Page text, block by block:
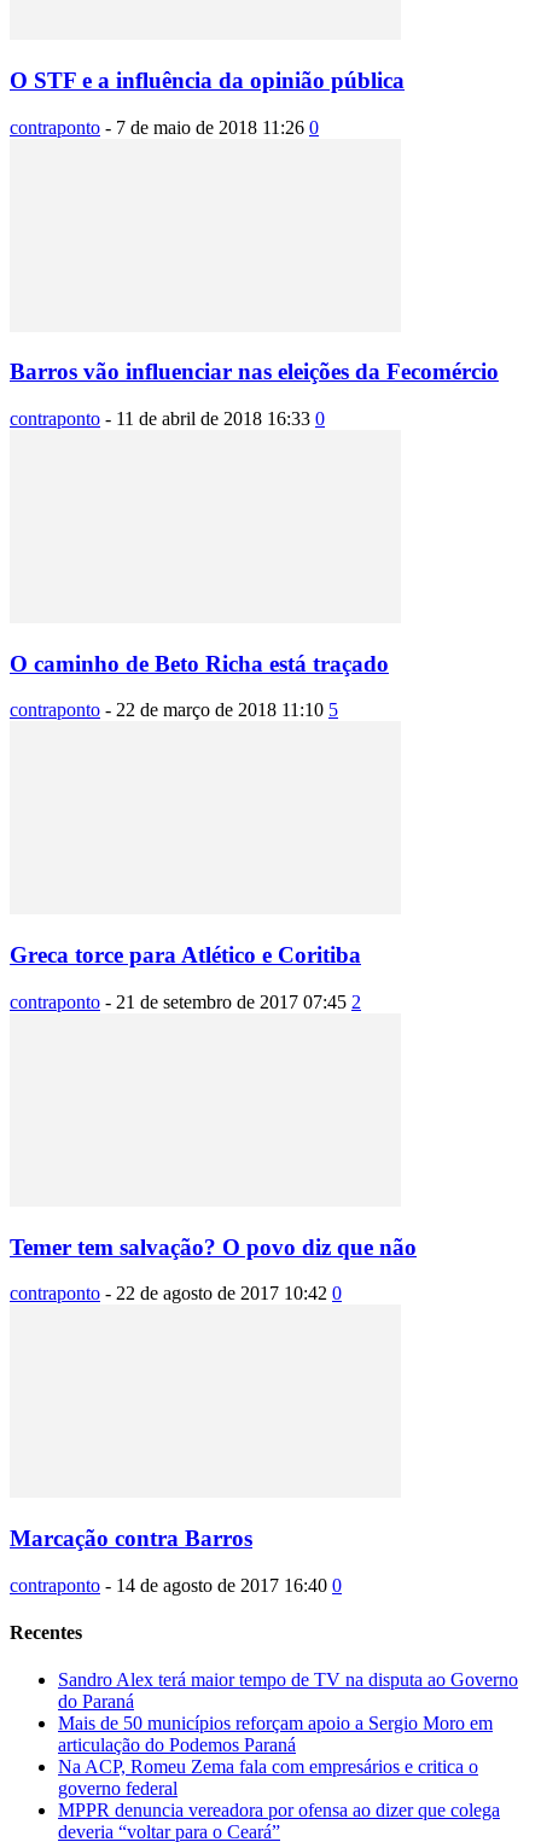
O STF e a influência da opinião pública
contraponto - 7 de maio de 2018 11:26 0
Barros vão influenciar nas eleições da Fecomércio
contraponto - 11 de abril de 2018 16:33 0
O caminho de Beto Richa está traçado
contraponto - 22 de março de 2018 11:10 5
Greca torce para Atlético e Coritiba
contraponto - 21 de setembro de 2017 07:45 2
Temer tem salvação? O povo diz que não
contraponto - 22 de agosto de 2017 10:42 0
Marcação contra Barros
contraponto - 14 de agosto de 2017 16:40 0
Recentes
Sandro Alex terá maior tempo de TV na disputa ao Governo
do Paraná
Mais de 50 municípios reforçam apoio a Sergio Moro em
articulação do Podemos Paraná
Na ACP, Romeu Zema fala com empresários e critica o
governo federal
MPPR denuncia vereadora por ofensa ao dizer que colega
deveria “voltar para o Ceará”